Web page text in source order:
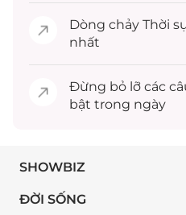
Dòng chảy Thời
nhất
Đừng bỏ lỡ các
bật trong ngày
SHOWBIZ
ĐỜI SỐNG